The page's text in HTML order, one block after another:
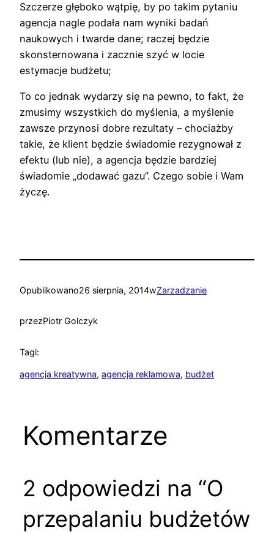
Szczerze głęboko wątpię, by po takim pytaniu
agencja nagle podała nam wyniki badań
naukowych i twarde dane; raczej będzie
skonsternowana i zacznie szyć w locie
estymacje budżetu;
To co jednak wydarzy się na pewno, to fakt, że
zmusimy wszystkich do myślenia, a myślenie
zawsze przynosi dobre rezultaty – chociażby
takie, że klient będzie świadomie rezygnował z
efektu (lub nie), a agencja będzie bardziej
świadomie „dodawać gazu”. Czego sobie i Wam
życzę.
Opublikowano26 sierpnia, 2014wZarzadzanie
przezPiotr Golczyk
Tagi:
agencja kreatywna, agencja reklamowa, budżet
Komentarze
2 odpowiedzi na “O
przepalaniu budżetów